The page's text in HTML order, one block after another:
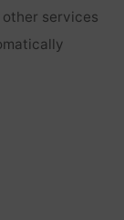
other services